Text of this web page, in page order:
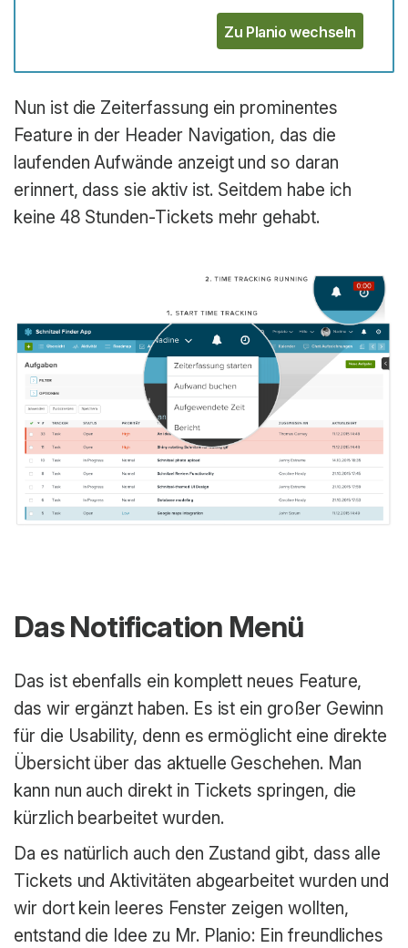
Zu Planio wechseln
Nun ist die Zeiterfassung ein prominentes
Feature in der Header Navigation, das die
laufenden Aufwände anzeigt und so daran
erinnert, dass sie aktiv ist. Seitdem habe ich
keine 48 Stunden-Tickets mehr gehabt.
Das Notification Menü
Das ist ebenfalls ein komplett neues Feature,
das wir ergänzt haben. Es ist ein großer Gewinn
für die Usability, denn es ermöglicht eine direkte
Übersicht über das aktuelle Geschehen. Man
kann nun auch direkt in Tickets springen, die
kürzlich bearbeitet wurden.
Da es natürlich auch den Zustand gibt, dass alle
Tickets und Aktivitäten abgearbeitet wurden und
wir dort kein leeres Fenster zeigen wollten,
entstand die Idee zu Mr. Planio: Ein freundliches